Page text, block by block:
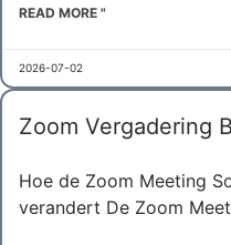
READ MORE "
2026-07-02
Zoom Vergadering
Hoe de Zoom Meeting
verandert De Zoom